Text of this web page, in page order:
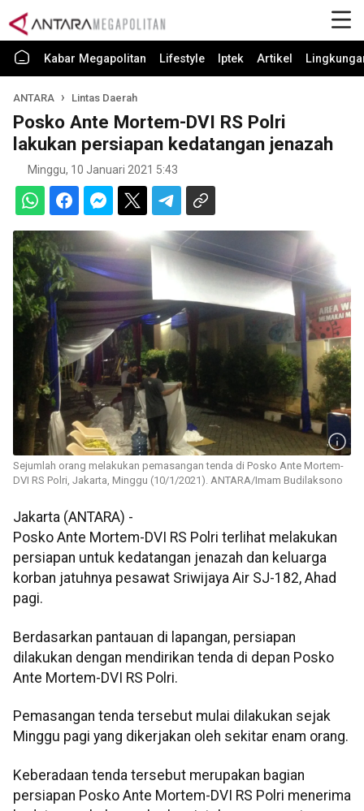
Kabar Megapolitan Lifestyle Iptek Artikel
ANTARA Lintas Daerah
Posko Ante Mortem-DVI RS Polri
lakukan persiapan kedatangan jenazah
Minggu, 10 Januari 2021 5:43
Sejumlah orang melakukan pemasangan tenda di Posko Ante Mortem-
DVI RS Polri, Jakarta, Minggu (10/1/2021). ANTARA/Imam Budilaksono
Jakarta (ANTARA) -
Posko Ante Mortem-DVI RS Polri terlihat melakukan
persiapan untuk kedatangan jenazah dan keluarga
korban jatuhnya pesawat Sriwijaya Air SJ-182, Ahad
pagi.
Berdasarkan pantauan di lapangan, persiapan
dilakukan dengan mendirikan tenda di depan Posko
Ante Mortem-DVI RS Polri.
Pemasangan tenda tersebut mulai dilakukan sejak
Minggu pagi yang dikerjakan oleh sekitar enam orang.
Keberadaan tenda tersebut merupakan bagian
persiapan Posko Ante Mortem-DVI RS Polri menerima